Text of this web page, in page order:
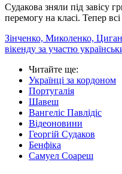
Судакова зняли під завісу
перемогу на класі. Тепер
Зінченко, Миколенко,
вікенду за участю
Читайте ще:
Українці за кордоном
Португалія
Шавеш
Вангеліс Павлідіс
Відеоновини
Георгій Судаков
Бенфіка
Самуел Соареш